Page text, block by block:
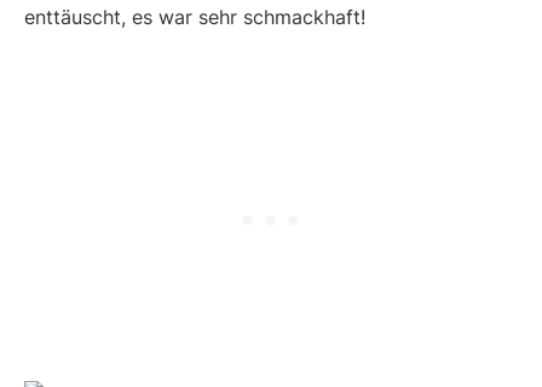
enttäuscht, es war sehr schmackhaft!